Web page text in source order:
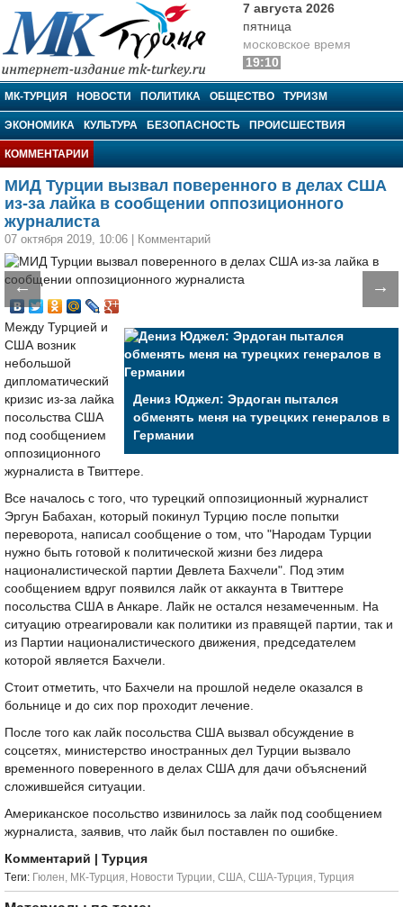
МК-Турция
7 августа 2026
пятница
московское время
19:10
МК-ТУРЦИЯ НОВОСТИ ПОЛИТИКА ОБЩЕСТВО ТУРИЗМ
ЭКОНОМИКА КУЛЬТУРА БЕЗОПАСНОСТЬ ПРОИСШЕСТВИЯ
КОММЕНТАРИИ
МИД Турции вызвал поверенного в делах США
из-за лайка в сообщении оппозиционного
журналиста
07 октября 2019, 10:06 Комментарий
← →
Дениз Юджел: Эрдоган пытался
обменять меня на турецких генералов в
Германии
Между Турцией и
США возник
небольшой
дипломатический
кризис из-за лайка
посольства США
под сообщением
оппозиционного
журналиста в Твиттере.
Все началось с того, что турецкий оппозиционный журналист
Эргун Бабахан, который покинул Турцию после попытки
переворота, написал сообщение о том, что "Народам Турции
нужно быть готовой к политической жизни без лидера
националистической партии Девлета Бахчели". Под этим
сообщением вдруг появился лайк от аккаунта в Твиттере
посольства США в Анкаре. Лайк не остался незамеченным. На
ситуацию отреагировали как политики из правящей партии, так и
из Партии националистического движения, председателем
которой является Бахчели.
Стоит отметить, что Бахчели на прошлой неделе оказался в
больнице и до сих пор проходит лечение.
После того как лайк посольства США вызвал обсуждение в
соцсетях, министерство иностранных дел Турции вызвало
временного поверенного в делах США для дачи объяснений
сложившейся ситуации.
Американское посольство извинилось за лайк под сообщением
журналиста, заявив, что лайк был поставлен по ошибке.
Комментарий
| Турция
Tеги: Гюлен, МК-Турция, Новости Турции, США, США-Турция, Турция